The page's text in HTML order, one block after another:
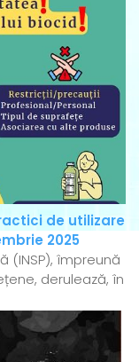
de utilizare
2025
(INSP), împreună
derulează, în